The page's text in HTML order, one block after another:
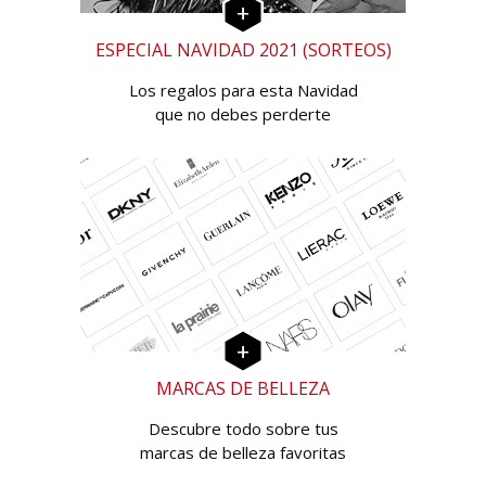
ESPECIAL NAVIDAD 2021 (SORTEOS)
Los regalos para esta Navidad
que no debes perderte
MARCAS DE BELLEZA
Descubre todo sobre tus
marcas de belleza favoritas